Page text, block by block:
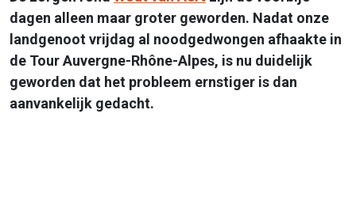
dagen alleen maar groter geworden. Nadat onze
landgenoot vrijdag al noodgedwongen afhaakte in
de Tour Auvergne-Rhône-Alpes, is nu duidelijk
geworden dat het probleem ernstiger is dan
aanvankelijk gedacht.